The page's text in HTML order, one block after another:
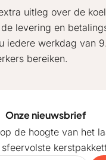
uitleg over de
levering en
iedere werkdag van
bereiken.
Onze nieuwsbrief
de hoogte van het